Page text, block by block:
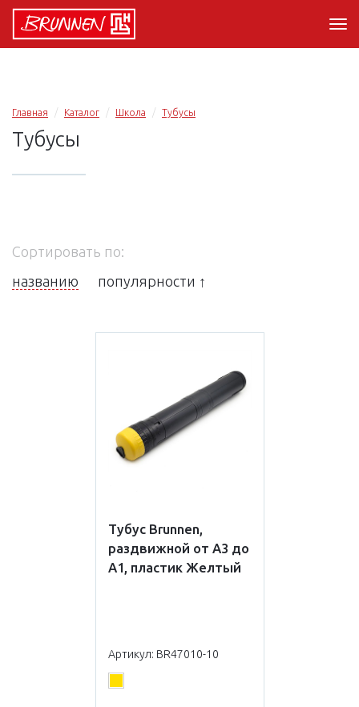
Главная Каталог Школа Тубусы
Тубусы
Сортировать по:
названию
популярности ↑
Тубус Brunnen,
раздвижной от А3 до
А1, пластик Желтый
Артикул: BR47010-10